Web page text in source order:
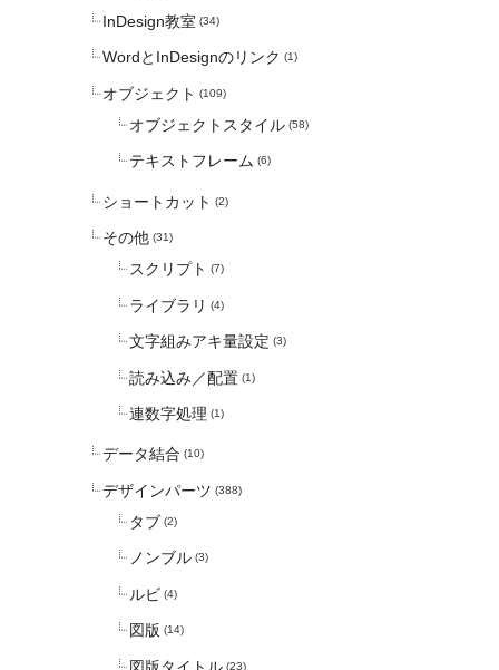
InDesign教室 (34)
WordとInDesignのリンク (1)
オブジェクト (109)
オブジェクトスタイル (58)
テキストフレーム (6)
ショートカット (2)
その他 (31)
スクリプト (7)
ライブラリ (4)
文字組みアキ量設定 (3)
読み込み／配置 (1)
連数字処理 (1)
データ結合 (10)
デザインパーツ (388)
タブ (2)
ノンブル (3)
ルビ (4)
図版 (14)
図版タイトル (23)